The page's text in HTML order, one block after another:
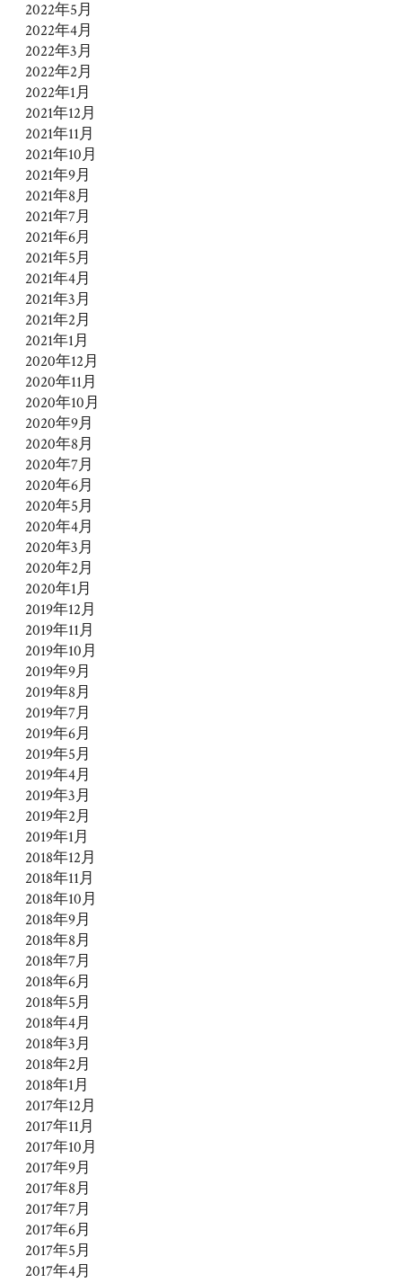
2022年5月
2022年4月
2022年3月
2022年2月
2022年1月
2021年12月
2021年11月
2021年10月
2021年9月
2021年8月
2021年7月
2021年6月
2021年5月
2021年4月
2021年3月
2021年2月
2021年1月
2020年12月
2020年11月
2020年10月
2020年9月
2020年8月
2020年7月
2020年6月
2020年5月
2020年4月
2020年3月
2020年2月
2020年1月
2019年12月
2019年11月
2019年10月
2019年9月
2019年8月
2019年7月
2019年6月
2019年5月
2019年4月
2019年3月
2019年2月
2019年1月
2018年12月
2018年11月
2018年10月
2018年9月
2018年8月
2018年7月
2018年6月
2018年5月
2018年4月
2018年3月
2018年2月
2018年1月
2017年12月
2017年11月
2017年10月
2017年9月
2017年8月
2017年7月
2017年6月
2017年5月
2017年4月